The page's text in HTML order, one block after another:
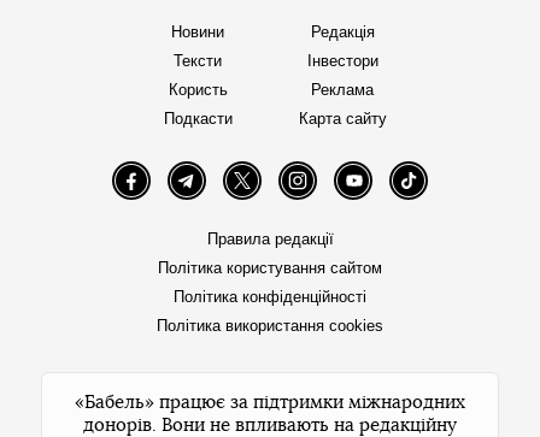
Новини
Тексти
Користь
Подкасти
Редакція
Інвестори
Реклама
Карта сайту
FacebookTelegramTwitter InstagramYouTube TikTok
Правила редакції
Політика користування сайтом
Політика конфіденційності
Політика використання cookies
«Бабель» працює за підтримки міжнародних
донорів. Вони не впливають на редакційну